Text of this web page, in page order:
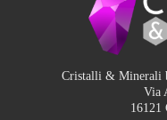
Cristalli & Minerali
Via
16121